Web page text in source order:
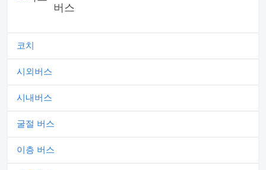
버스
코치
시외버스
시내버스
굴절 버스
이층 버스